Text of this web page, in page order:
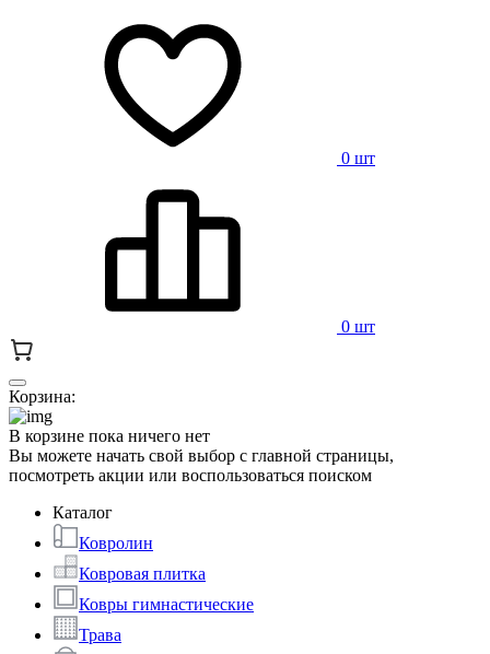
0 шт
0 шт
Корзина:
В корзине пока ничего нет
Вы можете начать свой выбор с главной страницы,
посмотреть акции или воспользоваться поиском
Каталог
Ковролин
Ковровая плитка
Ковры гимнастические
Трава